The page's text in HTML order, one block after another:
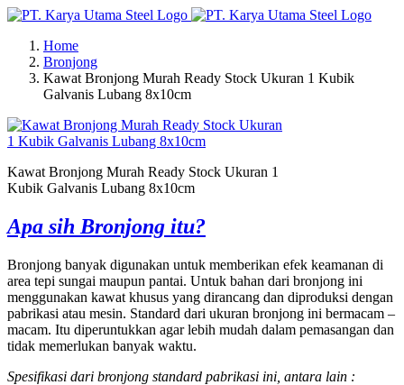
Skip
contentHome
Bronjong
Kawat Bronjong Murah Ready Stock Ukuran 1 Kubik
Galvanis Lubang 8x10cm
Kawat Bronjong Murah Ready Stock Ukuran 1
Kubik Galvanis Lubang 8x10cm
Apa sih Bronjong itu?
Bronjong banyak digunakan untuk memberikan efek keamanan di
area tepi sungai maupun pantai. Untuk bahan dari bronjong ini
menggunakan kawat khusus yang dirancang dan diproduksi dengan
pabrikasi atau mesin. Standard dari ukuran bronjong ini bermacam –
macam. Itu diperuntukkan agar lebih mudah dalam pemasangan dan
tidak memerlukan banyak waktu.
Spesifikasi dari bronjong standard pabrikasi ini, antara lain :